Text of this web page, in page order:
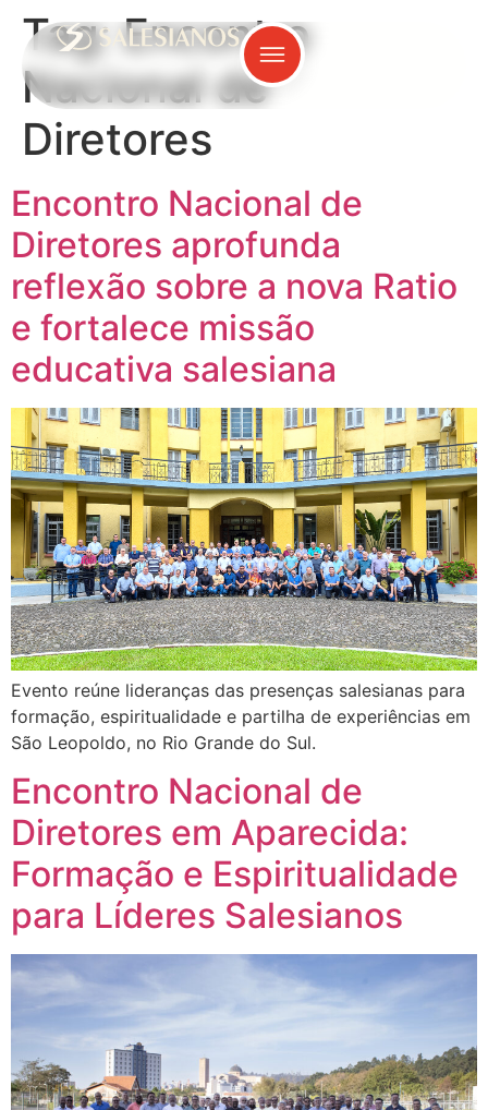
Tag:Encontro
Nacional de
Diretores
Encontro Nacional de
Diretores aprofunda
reflexão sobre a nova Ratio
e fortalece missão
educativa salesiana
Evento reúne lideranças das presenças salesianas para
formação, espiritualidade e partilha de experiências em
São Leopoldo, no Rio Grande do Sul.
Encontro Nacional de
Diretores em Aparecida:
Formação e Espiritualidade
para Líderes Salesianos